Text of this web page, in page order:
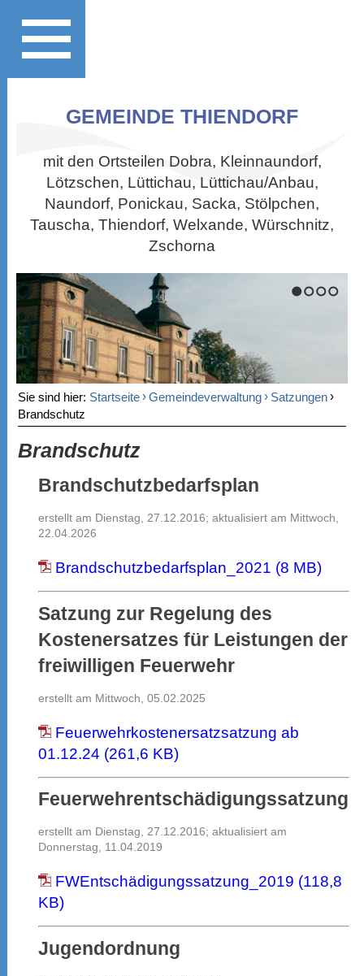
GEMEINDE THIENDORF
mit den Ortsteilen Dobra, Kleinnaundorf,
Lötzschen, Lüttichau, Lüttichau/Anbau,
Naundorf, Ponickau, Sacka, Stölpchen,
Tauscha, Thiendorf, Welxande, Würschnitz,
Zschorna
Sie sind hier: Startseite›Gemeindeverwaltung› Satzungen›
Brandschutz
Brandschutz
Brandschutzbedarfsplan
erstellt am Dienstag, 27.12.2016; aktualisiert am Mittwoch,
22.04.2026
Brandschutzbedarfsplan_2021 (8 MB)
Satzung zur Regelung des
Kostenersatzes für Leistungen der
freiwilligen Feuerwehr
erstellt am Mittwoch, 05.02.2025
Feuerwehrkostenersatzsatzung ab
01.12.24 (261,6 KB)
Feuerwehrentschädigungssatzung
erstellt am Dienstag, 27.12.2016; aktualisiert am
Donnerstag, 11.04.2019
FWEntschädigungssatzung_2019 (118,8
KB)
Jugendordnung